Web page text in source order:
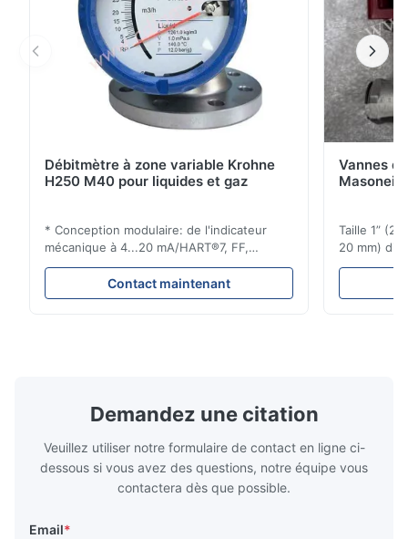
Débitmètre à zone variable Krohne
H250 M40 pour liquides et gaz
* Conception modulaire: de l'indicateur
mécanique à 4...20 mA/HART®7, FF,
Profibus-PA et totalizateur * N'importe
quelle position d'installation: verticale,
horizontale ou dans les tuyaux
Contact maintenant
Vannes
Taille 1”
20 mm)
brides :
Demandez une citation
Veuillez utiliser notre formulaire de contact en ligne ci-
dessous si vous avez des questions, notre équipe vous
contactera dès que possible.
Email*